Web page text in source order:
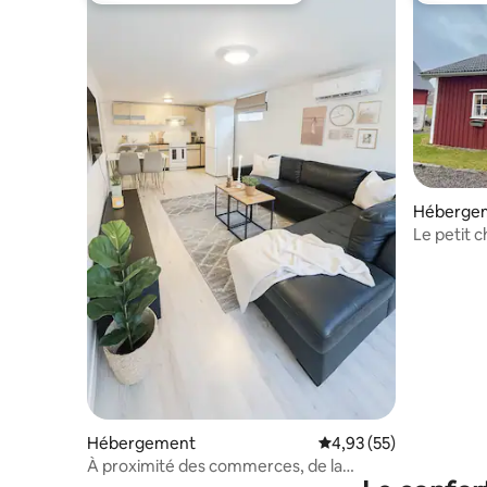
Hébergement Évaluation moyenne
4,93 (55)
À proximité des commerces, de la
Le petit